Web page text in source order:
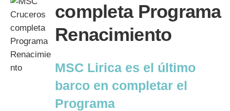
completa Programa
Renacimiento
MSC Lirica es el último
barco en completar el
Programa